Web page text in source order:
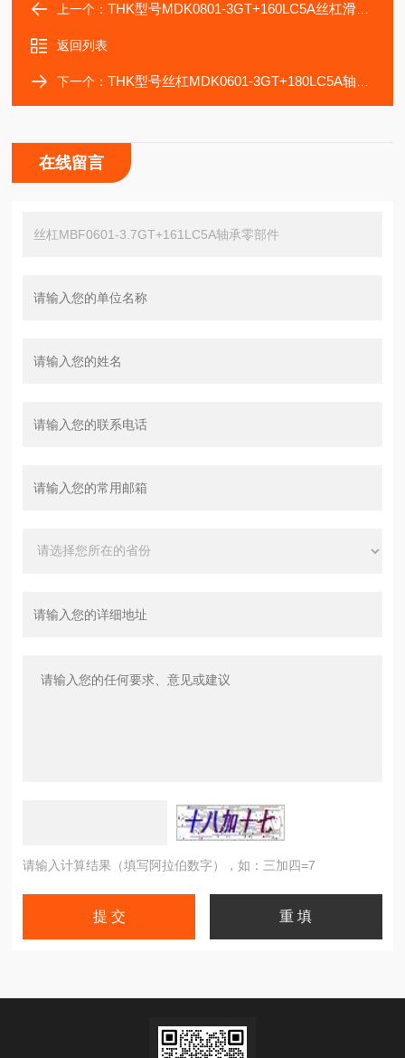
上一个：THK型号MDK0801-3GT+160LC5A丝杠滑块轴承
返回列表
下一个：THK型号丝杠MDK0601-3GT+180LC5A轴承导轨
在线留言
请输入计算结果（填写阿拉伯数字），如：三加四=7